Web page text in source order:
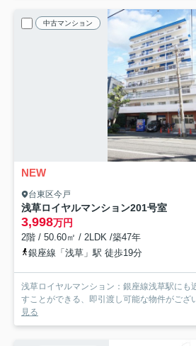
中古マンション
NEW
台東区今戸
浅草ロイヤルマンション201号室
3,998万円
2階 / 50.60㎡ / 2LDK /築47年
銀座線「浅草」駅 徒歩19分
浅草ロイヤルマンション：銀座線浅草駅にも
すことができる、即引渡し可能な物件がござ
見る